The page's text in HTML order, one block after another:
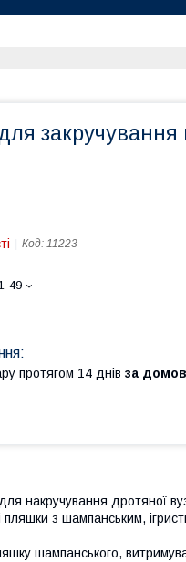
Код: 11223
49
протягом 14 днів за
накручування дротяної
з шампанським,
шампанського,